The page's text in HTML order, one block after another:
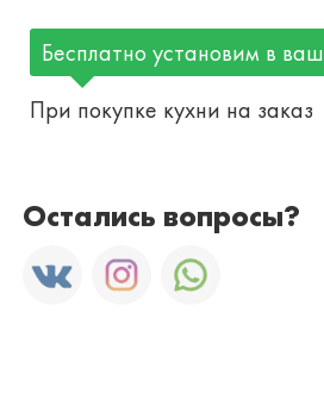
Бесплатно установим в
При покупке кухни на заказ
Остались вопросы?